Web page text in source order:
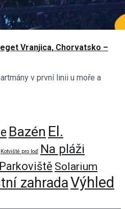
Vranjica, Chorvatsko –
v první linii u moře a
Bazén El.
Kotviště pro loď Na pláži
Parkoviště Solarium
zahradaVýhled